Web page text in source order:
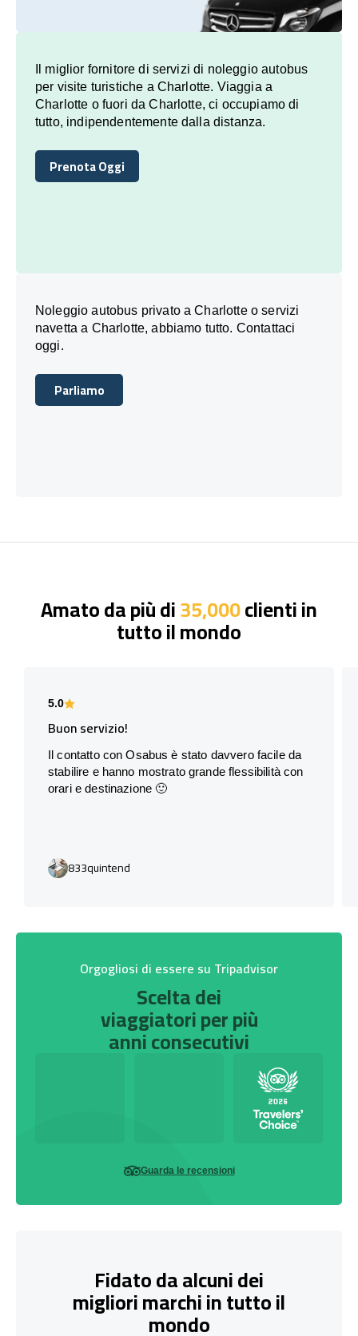
Il miglior fornitore di servizi di noleggio autobus
per visite turistiche a Charlotte. Viaggia a
Charlotte o fuori da Charlotte, ci occupiamo di
tutto, indipendentemente dalla distanza.
Prenota Oggi
Prenota Oggi
Noleggio autobus privato a Charlotte o servizi
navetta a Charlotte, abbiamo tutto. Contattaci
oggi.
Parliamo
Parliamo
Amato da più di35,000clienti in
tutto il mondo
5.0
Buon servizio!
Il contatto con Osabus è stato davvero facile da
stabilire e hanno mostrato grande flessibilità con
orari e destinazione 🙂
833quintend
Orgogliosi di essere su Tripadvisor
Scelta dei
viaggiatori per più
anni consecutivi
Guarda le recensioni
Fidato da alcuni dei
migliori marchi in tutto il
mondo